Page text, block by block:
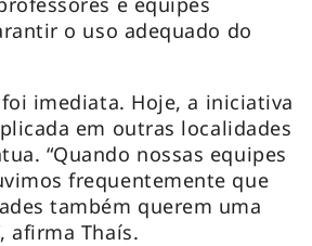
o uso adequado do
imediata. Hoje, a iniciativa
em outras localidades
“Quando nossas equipes
frequentemente que
também querem uma
afirma Thaís.